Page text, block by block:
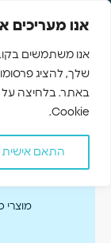
אנו מעריכים
שלך, להציג
באתר. בלחיצה על
Cookie.
התאם אישית
Skip to main content
מוצרי